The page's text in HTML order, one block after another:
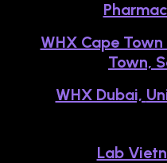
WHX Cape
Town,
WHX Dubai,
Lab